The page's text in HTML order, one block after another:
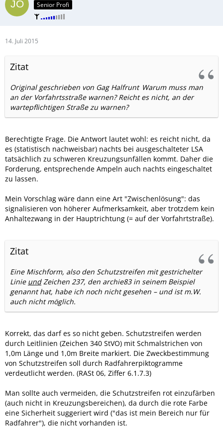
Senior Profi
14. Juli 2015
Zitat
Original geschrieben von Gag Halfrunt Warum muss man
an der Vorfahrtsstraße warnen? Reicht es nicht, an der
wartepflichtigen Straße zu warnen?
Berechtigte Frage. Die Antwort lautet wohl: es reicht nicht, da
es (statistisch nachweisbar) nachts bei ausgeschalteter LSA
tatsächlich zu schweren Kreuzungsunfällen kommt. Daher die
Forderung, entsprechende Ampeln auch nachts eingeschaltet
zu lassen.
Mein Vorschlag wäre dann eine Art "Zwischenlösung": das
signalisieren von höherer Aufmerksamkeit, aber trotzdem kein
Anhaltezwang in der Hauptrichtung (= auf der Vorfahrtstraße).
Zitat
Eine Mischform, also den Schutzstreifen mit gestrichelter
Linie undZeichen 237, den archie83 in seinem Beispiel
genannt hat, habe ich noch nicht gesehen – und ist m.W.
auch nicht möglich.
Korrekt, das darf es so nicht geben. Schutzstreifen werden
durch Leitlinien (Zeichen 340 StVO) mit Schmalstrichen von
1,0m Länge und 1,0m Breite markiert. Die Zweckbestimmung
von Schutzstreifen soll durch Radfahrerpiktogramme
verdeutlicht werden. (RASt 06, Ziffer 6.1.7.3)
Man sollte auch vermeiden, die Schutzstreifen rot einzufärben
(auch nicht in Kreuzungsbereichen), da durch die rote Farbe
eine Sicherheit suggeriert wird ("das ist mein Bereich nur für
Radfahrer"), die nicht vorhanden ist.